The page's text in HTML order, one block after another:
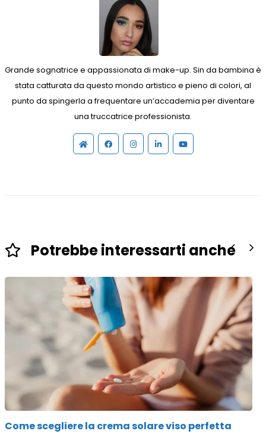
Grande sognatrice e appassionata di make-up. Sin da bambina è
stata catturata da questo mondo artistico e pieno di colori, al
punto da spingerla a frequentare un’accademia per diventare
una truccatrice professionista.
Potrebbe interessarti anche
Come scegliere la crema solare viso perfetta